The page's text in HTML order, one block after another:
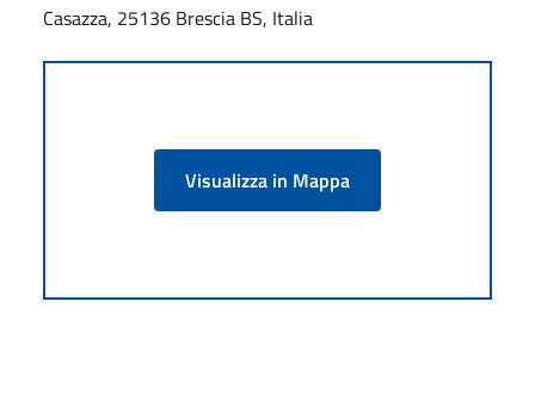
Casazza, 25136 Brescia BS, Italia
Visualizza in Mappa